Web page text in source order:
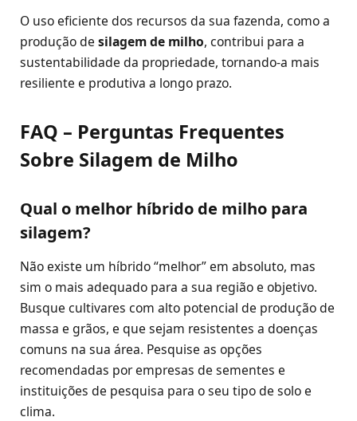
O uso eficiente dos recursos da sua fazenda, como a
produção de silagem de milho, contribui para a
sustentabilidade da propriedade, tornando-a mais
resiliente e produtiva a longo prazo.
FAQ – Perguntas Frequentes
Sobre Silagem de Milho
Qual o melhor híbrido de milho para
silagem?
Não existe um híbrido “melhor” em absoluto, mas
sim o mais adequado para a sua região e objetivo.
Busque cultivares com alto potencial de produção de
massa e grãos, e que sejam resistentes a doenças
comuns na sua área. Pesquise as opções
recomendadas por empresas de sementes e
instituições de pesquisa para o seu tipo de solo e
clima.